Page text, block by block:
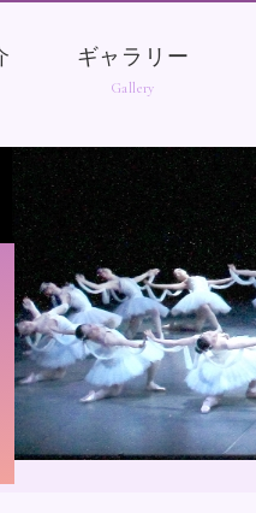
ギャラリー